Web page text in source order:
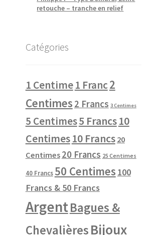
retouche – tranche en relief
Catégories
1 Centime1 Franc2
Centimes 2 Francs 3 Centimes
5 Centimes5 Francs10
Centimes10 Francs 20
Centimes 20 Francs 25 Centimes
40 Francs 50 Centimes 100
Francs & 50 Francs
ArgentBagues &
ChevalièresBijoux